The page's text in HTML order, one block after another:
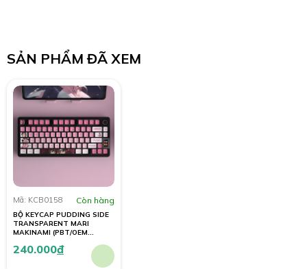
SẢN PHẨM ĐÃ XEM
Mã: KCB0158 Còn hàng
BỘ KEYCAP PUDDING SIDE
TRANSPARENT MARI
MAKINAMI (PBT/OEM
240.000đ